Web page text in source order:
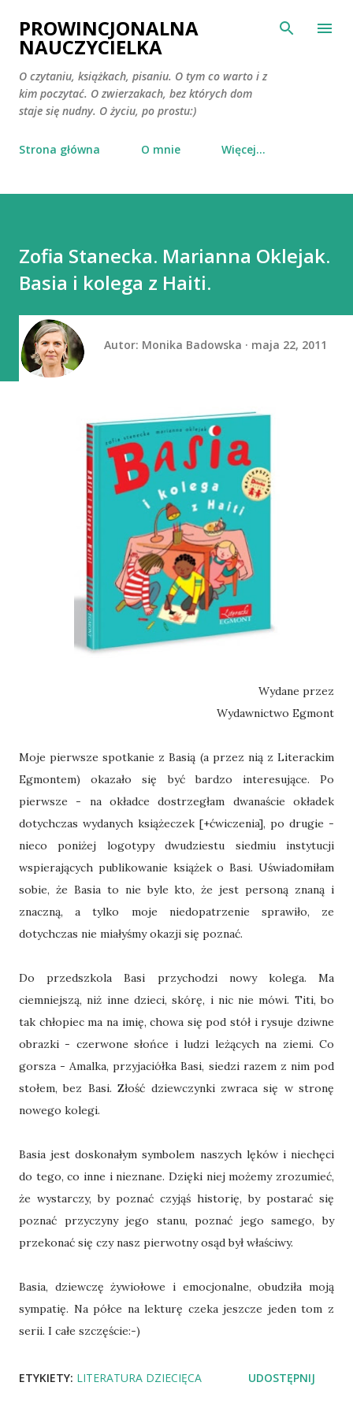
Przejdź do głównej zawartości
PROWINCJONALNA
NAUCZYCIELKA
O czytaniu, książkach, pisaniu. O tym co warto i z
kim poczytać. O zwierzakach, bez których dom
staje się nudny. O życiu, po prostu:)
Strona główna O mnie Więcej…
Zofia Stanecka. Marianna Oklejak.
Basia i kolega z Haiti.
Autor: Monika Badowska maja 22, 2011
Wydane przez
Wydawnictwo Egmont
Moje pierwsze spotkanie z Basią (a przez nią z Literackim
Egmontem) okazało się być bardzo interesujące. Po
pierwsze - na okładce dostrzegłam dwanaście okładek
dotychczas wydanych książeczek [+ćwiczenia], po drugie -
nieco poniżej logotypy dwudziestu siedmiu instytucji
wspierających publikowanie książek o Basi. Uświadomiłam
sobie, że Basia to nie byle kto, że jest personą znaną i
znaczną, a tylko moje niedopatrzenie sprawiło, ze
dotychczas nie miałyśmy okazji się poznać.
Do przedszkola Basi przychodzi nowy kolega. Ma
ciemniejszą, niż inne dzieci, skórę, i nic nie mówi. Titi, bo
tak chłopiec ma na imię, chowa się pod stół i rysuje dziwne
obrazki - czerwone słońce i ludzi leżących na ziemi. Co
gorsza - Amalka, przyjaciółka Basi, siedzi razem z nim pod
stołem, bez Basi. Złość dziewczynki zwraca się w stronę
nowego kolegi.
Basia jest doskonałym symbolem naszych lęków i niechęci
do tego, co inne i nieznane. Dzięki niej możemy zrozumieć,
że wystarczy, by poznać czyjąś historię, by postarać się
poznać przyczyny jego stanu, poznać jego samego, by
przekonać się czy nasz pierwotny osąd był właściwy.
Basia, dziewczę żywiołowe i emocjonalne, obudziła moją
sympatię. Na półce na lekturę czeka jeszcze jeden tom z
serii. I całe szczęście:-)
ETYKIETY: LITERATURA DZIECIĘCA UDOSTĘPNIJ